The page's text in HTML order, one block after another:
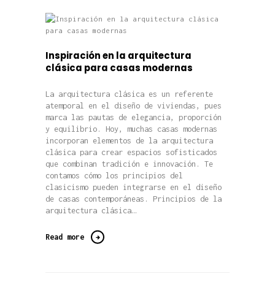
Inspiración en la arquitectura
clásica para casas modernas
La arquitectura clásica es un referente
atemporal en el diseño de viviendas, pues
marca las pautas de elegancia, proporción
y equilibrio. Hoy, muchas casas modernas
incorporan elementos de la arquitectura
clásica para crear espacios sofisticados
que combinan tradición e innovación. Te
contamos cómo los principios del
clasicismo pueden integrarse en el diseño
de casas contemporáneas. Principios de la
arquitectura clásica…
Read more